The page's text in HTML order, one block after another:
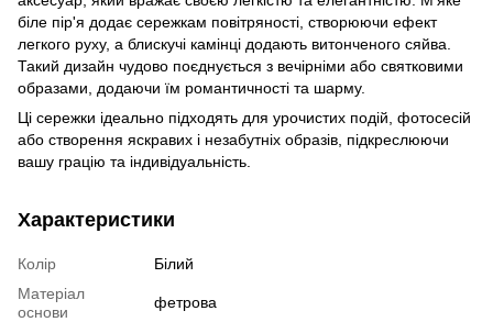
біле пір'я додає сережкам повітряності, створюючи ефект
легкого руху, а блискучі камінці додають витонченого сяйва.
Такий дизайн чудово поєднується з вечірніми або святковими
образами, додаючи їм романтичності та шарму.
Ці сережки ідеально підходять для урочистих подій, фотосесій
або створення яскравих і незабутніх образів, підкреслюючи
вашу грацію та індивідуальність.
Характеристики
Колір
Білий
Матеріал
основи
фетрова